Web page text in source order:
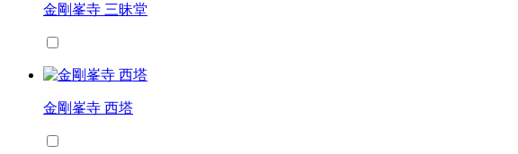
金剛峯寺 三昧堂
金剛峯寺 西塔